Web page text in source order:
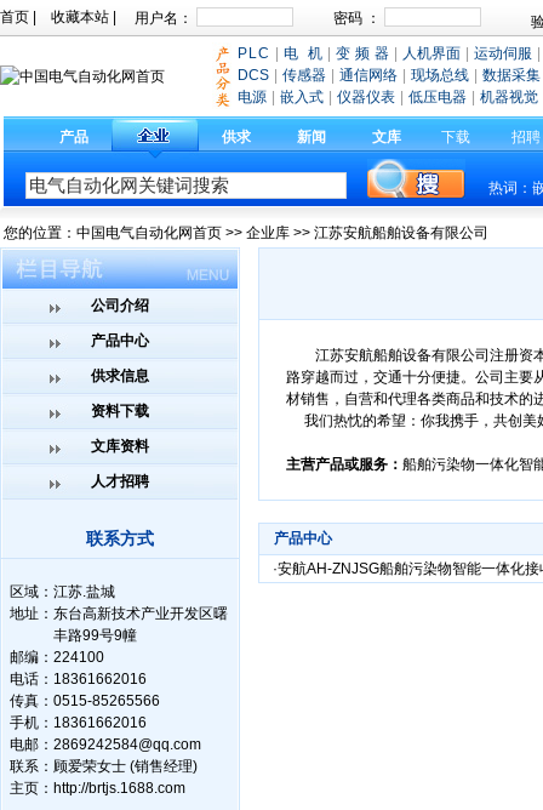
首页 收藏本站
PLC 电 机 变 频 器 人机界面 运动伺服
DCS
传感器 通信网络 现场总线
数据采集
电源
嵌入式 仪器仪表 低压电器 机器视觉
产品 供求 新闻 文库 下载 招聘
热词：
您的位置： 中国电气自动化网首页 >> 企业库 >> 江苏安航船舶设备有限公司
公司介绍
产品中心
供求信息
资料下载
文库资料
人才招聘
联系方式
区域： 江苏.盐城
地址： 东台高新技术产业开发区曙
丰路99号9幢
邮编： 224100
电话： 18361662016
传真： 0515-85265566
手机： 18361662016
电邮： 2869242584@qq.com
联系： 顾爱荣女士 (销售经理)
主页： http://brtjs.1688.com
江苏安航船舶设备有限公司注册资
路穿越而过，交通十分便捷。公司主要
材销售，自营和代理各类商品和技术的
我们热忱的希望：你我携手，共创美
主营产品或服务： 船舶污染物一体化智
产品中心
·安航AH-ZNJSG船舶污染物智能一体化接